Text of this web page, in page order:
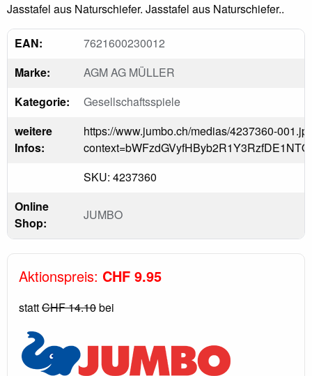
Jasstafel aus Naturschiefer. Jasstafel aus Naturschiefer..
EAN:
7621600230012
Marke:
AGM AG MÜLLER
Kategorie:
Gesellschaftsspiele
weitere
Infos:
https://www.jumbo.ch/medias/4237360-
SKU: 4237360
Online
Shop:
JUMBO
Aktionspreis: CHF 9.95
stattCHF 14.10bei